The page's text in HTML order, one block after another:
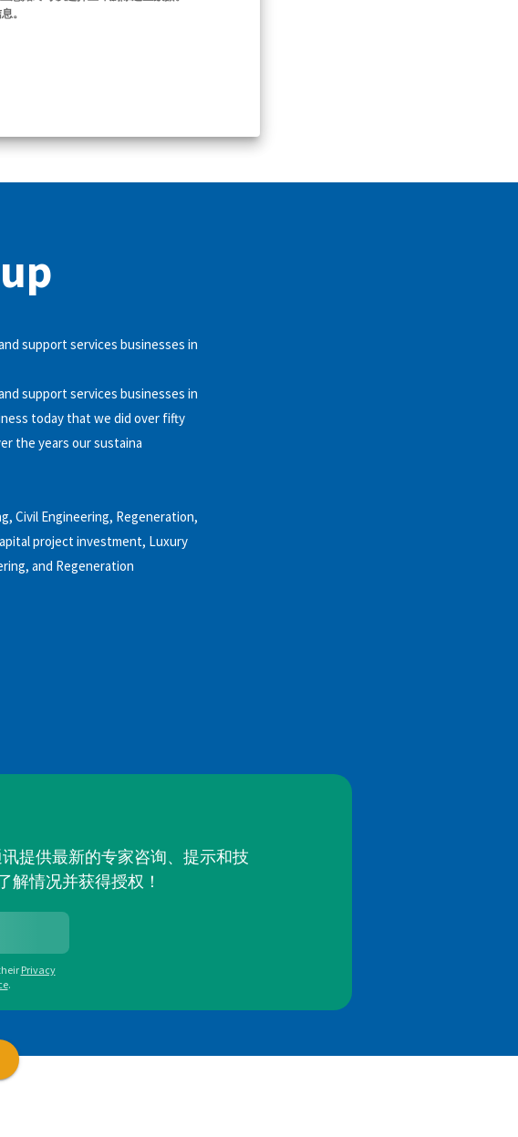
。
support services businesses in
support services businesses in
today that we did over fifty
the years our sustaina
Civil Engineering, Regeneration,
project investment, Luxury
and Regeneration
提供最新的专家咨询、提示和技
解情况并获得授权！
Privacy
.